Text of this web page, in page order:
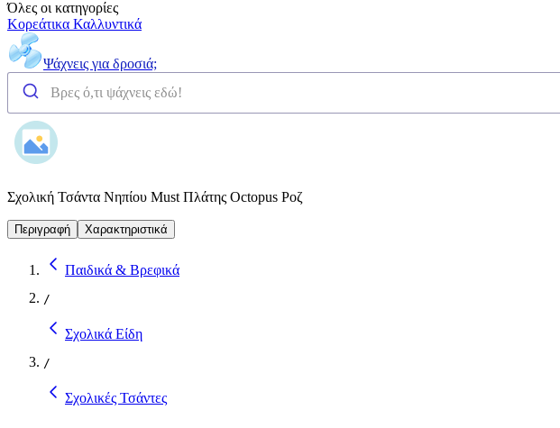
Όλες οι κατηγορίες
Κορεάτικα Καλλυντικά
Ψάχνεις για δροσιά;
Σχολική Τσάντα Νηπίου Must Πλάτης Octopus Ροζ
Περιγραφή Χαρακτηριστικά
Παιδικά & Βρεφικά
/
Σχολικά Είδη
/
Σχολικές Τσάντες